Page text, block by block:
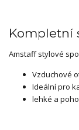
Kompletní
Amstaff stylové
Vzduchové
Ideální pro
lehké a